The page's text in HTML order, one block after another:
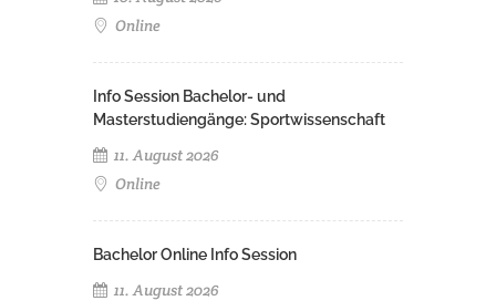
Online
Info Session Bachelor- und
Masterstudiengänge: Sportwissenschaft
11. August 2026
Online
Bachelor Online Info Session
11. August 2026